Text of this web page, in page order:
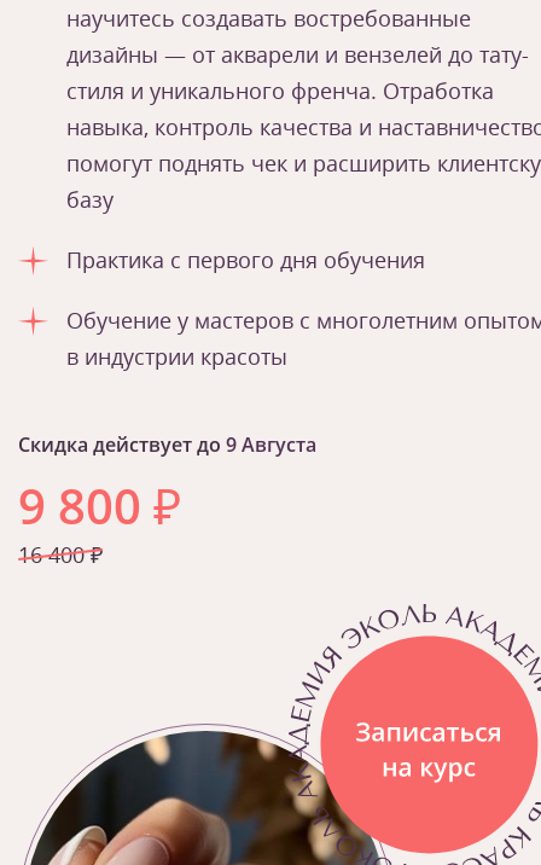
научитесь создавать востребованные
дизайны — от акварели и вензелей до тату-
стиля и уникального френча. Отработка
навыка, контроль качества и
помогут поднять чек и расширить
базу
Практика с первого дня обучения
Обучение у мастеров с многолетним
в индустрии красоты
Скидка действует до 9 Августа
9 800 ₽
16 400 ₽